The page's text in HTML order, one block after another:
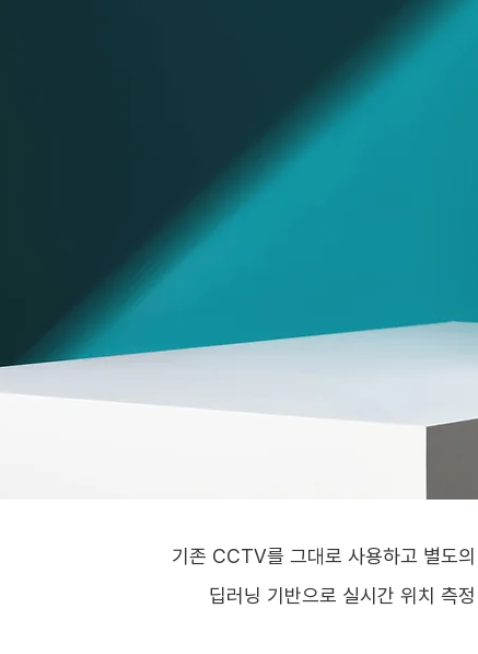
기존 CCTV를 그대로 사용하고 별도
딥러닝 기반으로 실시간 위치 측